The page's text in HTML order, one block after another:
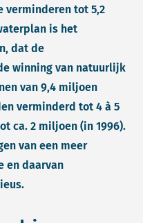
verminderen tot 5,2
is het
dat de
winning van natuurlijk
van 9,4 miljoen
verminderd tot 4 à 5
ca. 2 miljoen (in 1996).
van een meer
en daarvan